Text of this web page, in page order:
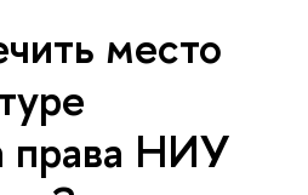
место
права НИУ